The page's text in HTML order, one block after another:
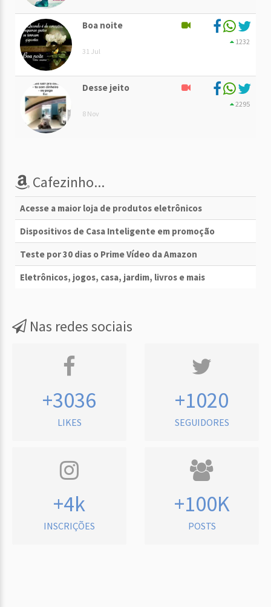
Boa noite
31 Jul
1232
Desse jeito
8 Nov
2295
Cafezinho...
Acesse a maior loja de produtos eletrônicos
Dispositivos de Casa Inteligente em promoção
Teste por 30 dias o Prime Vídeo da Amazon
Eletrônicos, jogos, casa, jardim, livros e mais
Nas redes sociais
+3036
LIKES
+1020
SEGUIDORES
+4k
INSCRIÇÕES
+100K
POSTS